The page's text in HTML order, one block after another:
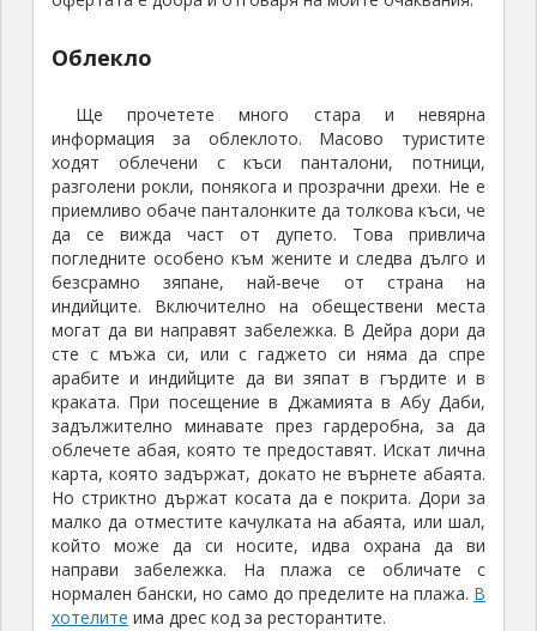
Облекло
Ще прочетете много стара и невярна
информация за облеклото. Масово туристите
ходят облечени с къси панталони, потници,
разголени рокли, понякога и прозрачни дрехи. Не е
приемливо обаче панталонките да толкова къси, че
да се вижда част от дупето. Това привлича
погледните особено към жените и следва дълго и
безсрамно зяпане, най-вече от страна на
индийците. Включително на обеществени места
могат да ви направят забележка. В Дейра дори да
сте с мъжа си, или с гаджето си няма да спре
арабите и индийците да ви зяпат в гърдите и в
краката. При посещение в Джамията в Абу Даби,
задължително минавате през гардеробна, за да
облечете абая, която те предоставят. Искат лична
карта, която задържат, докато не върнете абаята.
Но стриктно държат косата да е покрита. Дори за
малко да отместите качулката на абаята, или шал,
който може да си носите, идва охрана да ви
направи забележка. На плажа се обличате с
нормален бански, но само до пределите на плажа. В
хотелите има дрес код за ресторантите.